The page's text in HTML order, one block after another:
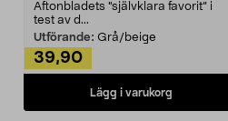
Aftonbladets "självklara favorit” i
test av d...
Utförande: Grå/beige
39,90
Lägg i varukorg